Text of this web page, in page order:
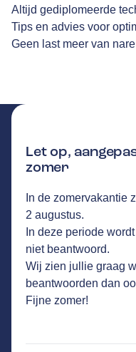
Altijd gediplomeerde
Tips en advies voor
Geen last meer van
Let op,
zomer
In de zomervakantie
2 augustus.
In deze periode
niet beantwoord.
Wij zien jullie graag
beantwoorden dan
Fijne zomer!
GA NAAR DE
Route
Hogeweg 23,5411
26klanten
Autobedrijf
Airco service